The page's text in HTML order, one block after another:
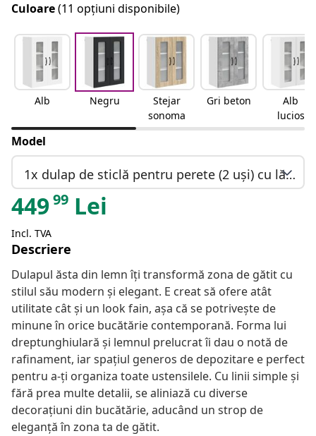
Culoare(11 opțiuni disponibile)
Alb Negru
Stejar
sonoma
Gri beton
Alb
lucios
Model
1x dulap de sticlă pentru perete (2 uși) cu lățimea de 60 cm și înălțimea de 80 cm
44999 Lei
Incl. TVA
Descriere
Dulapul ăsta din lemn îți transformă zona de gătit cu
stilul său modern și elegant. E creat să ofere atât
utilitate cât și un look fain, așa că se potrivește de
minune în orice bucătărie contemporană. Forma lui
dreptunghiulară și lemnul prelucrat îi dau o notă de
rafinament, iar spațiul generos de depozitare e perfect
pentru a-ți organiza toate ustensilele. Cu linii simple și
fără prea multe detalii, se aliniază cu diverse
decorațiuni din bucătărie, aducând un strop de
eleganță în zona ta de gătit.